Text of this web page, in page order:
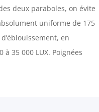
deux paraboles, on évite
uniforme de 175
en
35 000 LUX. Poignées